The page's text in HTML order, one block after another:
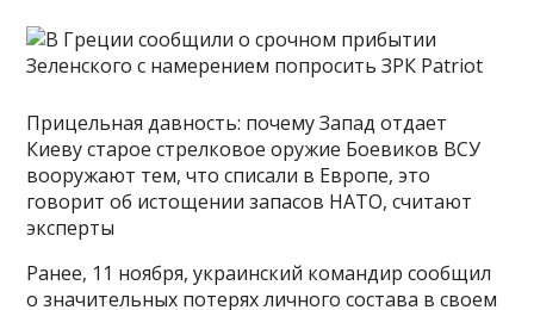
Прицельная давность: почему Запад отдает
Киеву старое стрелковое оружие Боевиков ВСУ
вооружают тем, что списали в Европе, это
говорит об истощении запасов НАТО, считают
эксперты
Ранее, 11 ноября, украинский командир сообщил
о значительных потерях личного состава в своем